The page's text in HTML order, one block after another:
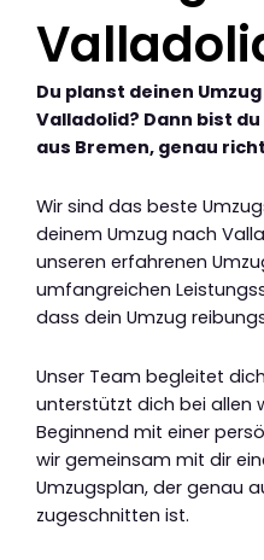
Du planst deinen
Valladolid? Dann bist
aus Bremen, genau
Wir sind das beste
deinem Umzug nach
unseren erfahrenen
umfangreichen
dass dein Umzug
Unser Team begleitet
unterstützt dich bei allen
Beginnend mit einer
wir gemeinsam mit dir
Umzugsplan, der genau
zugeschnitten ist.